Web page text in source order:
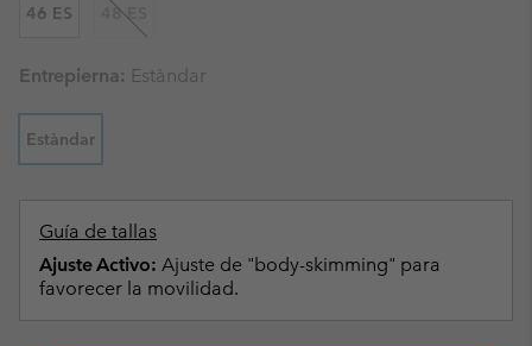
46 ES 48 ES
Entrepierna: Estàndar
Estàndar
Guía de tallas
Ajuste Activo: Ajuste de "body-skimming" para
favorecer la movilidad.